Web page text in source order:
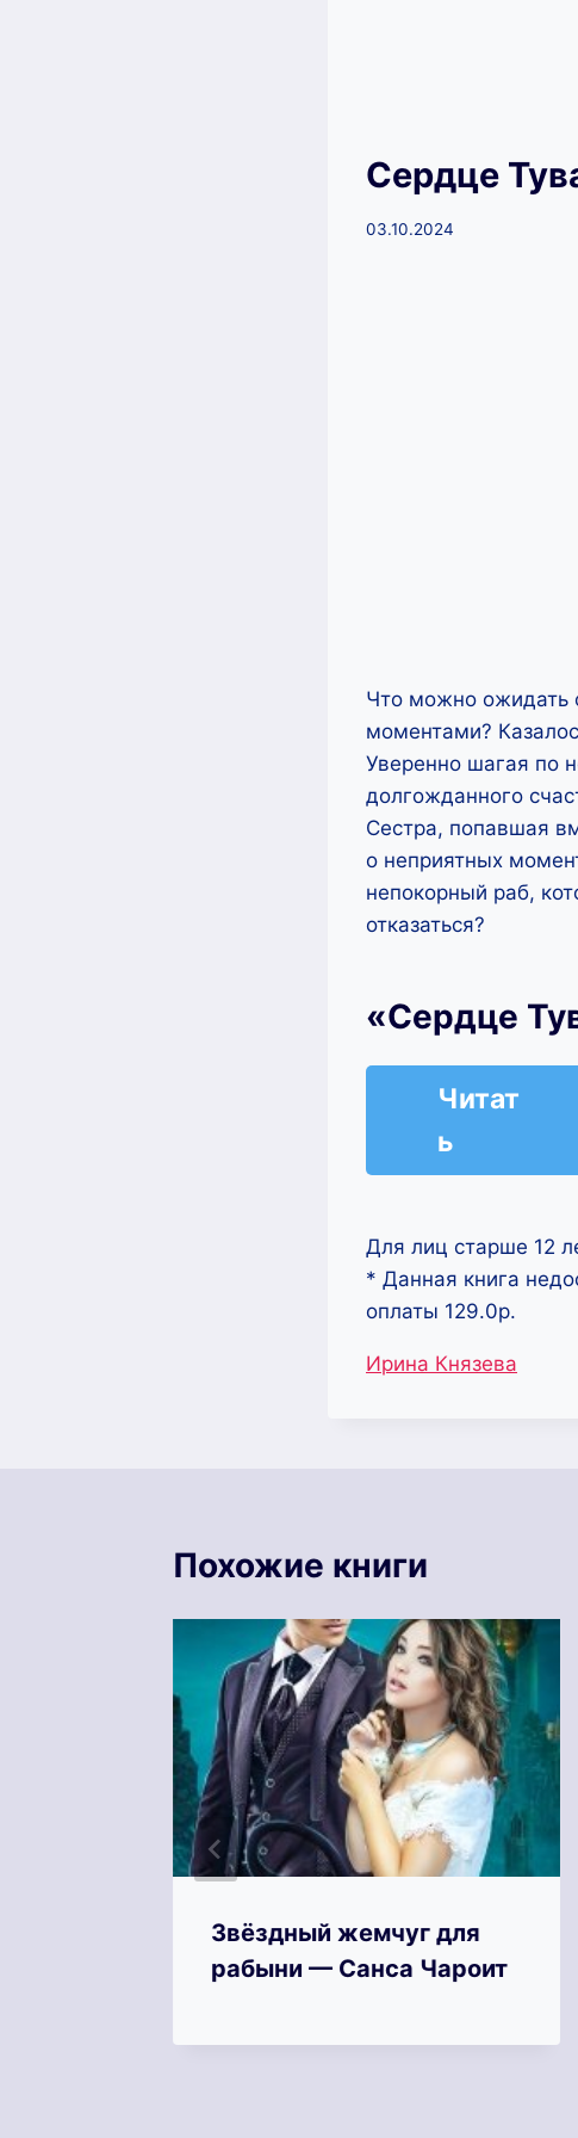
Сердце
03.10.2024
Что можно ожидать
моментами?
Уверенно шагая по
долгожданного
Сестра, попавшая
о неприятных
непокорный раб,
отказаться?
«Сердце
Читат
ь
Для лиц старше 12
* Данная книга
оплаты 129.0р.
Метки
Ирина Князева
Похожие книги
Звёздный жемчуг для
рабыни — Санса Чароит